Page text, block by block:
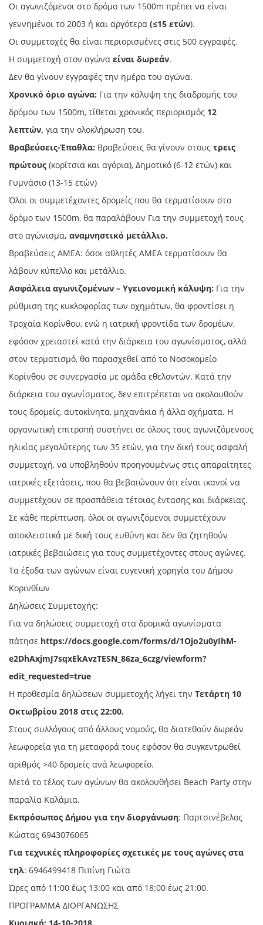
Οι αγωνιζόμενοι στο δρόμο των 1500m πρέπει να είναι
γεννημένοι το 2003 ή και αργότερα (≤15 ετών).
Οι συμμετοχές θα είναι περιορισμένες στις 500 εγγραφές.
Η συμμετοχή στον αγώνα είναι δωρεάν.
Δεν θα γίνουν εγγραφές την ημέρα του αγώνα.
Χρονικό όριο αγώνα: Για την κάλυψη της διαδρομής του
δρόμου των 1500m, τίθεται χρονικός περιορισμός 12
λεπτών, για την ολοκλήρωση του.
Βραβεύσεις-Έπαθλα: Βραβεύσεις θα γίνουν στους τρεις
πρώτους (κορίτσια και αγόρια), Δημοτικό (6-12 ετών) και
Γυμνάσιο (13-15 ετών)
Όλοι οι συμμετέχοντες δρομείς που θα τερματίσουν στο
δρόμο των 1500m, θα παραλάβουν Για την συμμετοχή τους
στο αγώνισμα, αναμνηστικό μετάλλιο.
Βραβεύσεις ΑΜΕΑ: όσοι αθλητές ΑΜΕΑ τερματίσουν θα
λάβουν κύπελλο και μετάλλιο.
Ασφάλεια αγωνιζομένων – Υγειονομική κάλυψη: Για την
ρύθμιση της κυκλοφορίας των οχημάτων, θα φροντίσει η
Τροχαία Κορίνθου, ενώ η ιατρική φροντίδα των δρομέων,
εφόσον χρειαστεί κατά την διάρκεια του αγωνίσματος, αλλά
στον τερματισμό, θα παρασχεθεί από το Νοσοκομείο
Κορίνθου σε συνεργασία με ομάδα εθελοντών. Κατά την
διάρκεια του αγωνίσματος, δεν επιτρέπεται να ακολουθούν
τους δρομείς, αυτοκίνητα, μηχανάκια ή άλλα οχήματα. Η
οργανωτική επιτροπή συστήνει σε όλους τους αγωνιζόμενους
ηλικίας μεγαλύτερης των 35 ετών, για την δική τους ασφαλή
συμμετοχή, να υποβληθούν προηγουμένως στις απαραίτητες
ιατρικές εξετάσεις, που θα βεβαιώνουν ότι είναι ικανοί να
συμμετέχουν σε προσπάθεια τέτοιας έντασης και διάρκειας.
Σε κάθε περίπτωση, όλοι οι αγωνιζόμενοι συμμετέχουν
αποκλειστικά με δική τους ευθύνη και δεν θα ζητηθούν
ιατρικές βεβαιώσεις για τους συμμετέχοντες στους αγώνες.
Τα έξοδα των αγώνων είναι ευγενική χορηγία του Δήμου
Κορινθίων
Δηλώσεις Συμμετοχής:
Για να δηλώσεις συμμετοχή στα δρομικά αγωνίσματα
πάτησε https://docs.google.com/forms/d/1Ojo2u0yIhM-
e2DhAxjmJ7sqxEkAvzTESN_86za_6czg/viewform?
edit_requested=true
Η προθεσμία δηλώσεων συμμετοχής λήγει την Τετάρτη 10
Οκτωβρίου 2018 στις 22:00.
Στους συλλόγους από άλλους νομούς, θα διατεθούν δωρεάν
λεωφορεία για τη μεταφορά τους εφόσον θα συγκεντρωθεί
αριθμός >40 δρομείς ανά λεωφορείο.
Μετά το τέλος των αγώνων θα ακολουθήσει Beach Party στην
παραλία Καλάμια.
Εκπρόσωπος Δήμου για την διοργάνωση: Παρτσινέβελος
Κώστας 6943076065
Για τεχνικές πληροφορίες σχετικές με τους αγώνες στα
τηλ: 6946499418 Πιπίνη Γιώτα
Ώρες από 11:00 έως 13:00 και από 18:00 έως 21:00.
ΠΡΟΓΡΑΜΜΑ ΔΙΟΡΓΑΝΩΣΗΣ